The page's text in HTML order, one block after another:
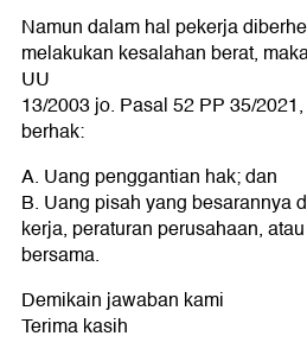
Namun dalam hal pekerja
melakukan kesalahan berat,
UU
13/2003 jo. Pasal 52 PP 35/
berhak:
A. Uang penggantian hak; dan
B. Uang pisah yang besarannya
kerja, peraturan perusahaan,
bersama.
Demikain jawaban kami
Terima kasih